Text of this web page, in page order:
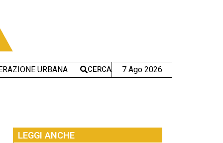
URBANA CERCA 7 Ago 2026
LEGGI ANCHE